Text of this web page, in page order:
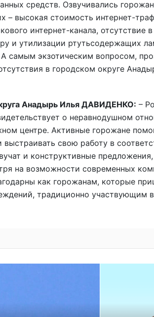
средств. Озвучивались
– высокая стоимость интернет-
интернет-канала, отсутствие
и утилизации ртутьсодержащих
самым экзотическим вопросом,
в городском округе
Анадырь Илья ДАВИДЕНКО: –
о неравнодушном
центре. Активные горожане
свою работу в
и конструктивные
на возможности современных
как горожанам, которые
традиционно участвующим